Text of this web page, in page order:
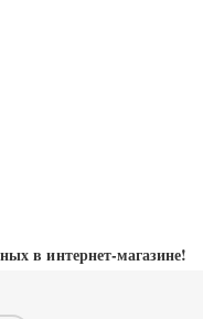
в интернет-магазине!